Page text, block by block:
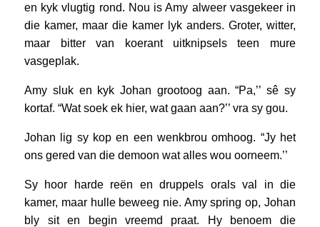
en kyk vlugtig rond. Nou is Amy alweer vasgekeer in
die kamer, maar die kamer lyk anders. Groter, witter,
maar bitter van koerant uitknipsels teen mure
vasgeplak.
Amy sluk en kyk Johan grootoog aan. “Pa,’’ sê sy
kortaf. “Wat soek ek hier, wat gaan aan?’’ vra sy gou.
Johan lig sy kop en een wenkbrou omhoog. “Jy het
ons gered van die demoon wat alles wou oorneem.’’
Sy hoor harde reën en druppels orals val in die
kamer, maar hulle beweeg nie. Amy spring op, Johan
bly sit en begin vreemd praat. Hy benoem die